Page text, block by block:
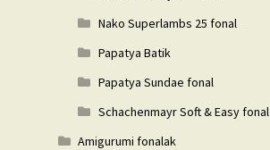
Nako Superlambs 25 fonal
Papatya Batik
Papatya Sundae fonal
Schachenmayr Soft & Easy fonal
Amigurumi fonalak